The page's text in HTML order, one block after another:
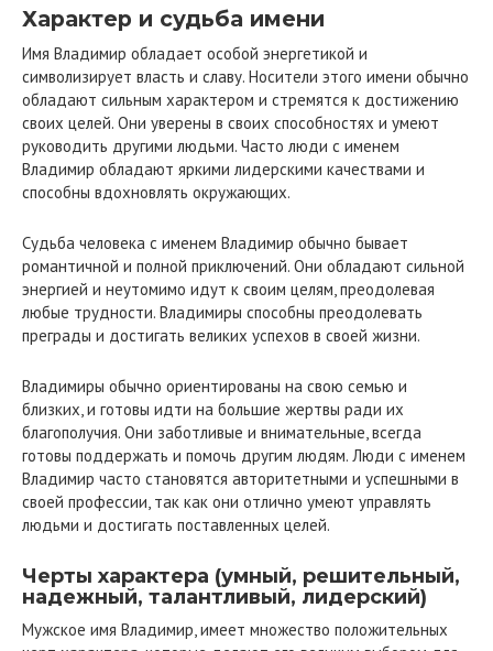
Характер и судьба имени
Имя Владимир обладает особой энергетикой и
символизирует власть и славу. Носители этого имени обычно
обладают сильным характером и стремятся к достижению
своих целей. Они уверены в своих способностях и умеют
руководить другими людьми. Часто люди с именем
Владимир обладают яркими лидерскими качествами и
способны вдохновлять окружающих.
Судьба человека с именем Владимир обычно бывает
романтичной и полной приключений. Они обладают сильной
энергией и неутомимо идут к своим целям, преодолевая
любые трудности. Владимиры способны преодолевать
преграды и достигать великих успехов в своей жизни.
Владимиры обычно ориентированы на свою семью и
близких, и готовы идти на большие жертвы ради их
благополучия. Они заботливые и внимательные, всегда
готовы поддержать и помочь другим людям. Люди с именем
Владимир часто становятся авторитетными и успешными в
своей профессии, так как они отлично умеют управлять
людьми и достигать поставленных целей.
Черты характера (умный, решительный,
надежный, талантливый, лидерский)
Мужское имя Владимир, имеет множество положительных